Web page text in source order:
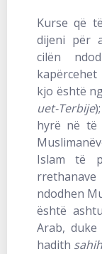
Kurse që
dijeni për
cilën
kapërcehet
kjo është
uet-Terbije
hyrë në të
Islam të
ndodhen
është
Arab,
hadith sahih